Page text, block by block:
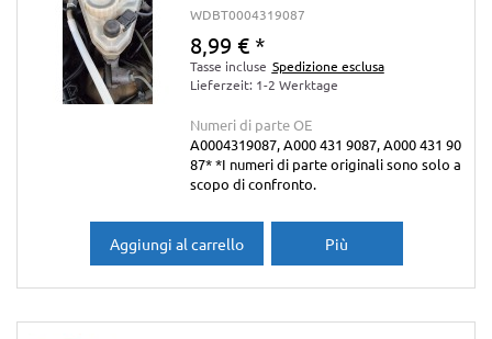
WDBT0004319087
8,99 € *
Tasse incluse Spedizione esclusa
Lieferzeit: 1-2 Werktage
Numeri di parte OE
A0004319087, A000 431 9087, A000 431 90
87* *I numeri di parte originali sono solo a
scopo di confronto.
Aggiungi al carrello Più